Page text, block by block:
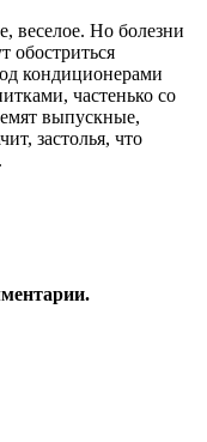
веселое. Но болезни
обостриться
кондиционерами
частенько со
выпускные,
застолья, что